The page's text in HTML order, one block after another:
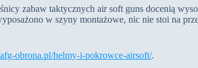
zabaw taktycznych air soft guns docenią
w szyny montażowe, nic nie stoi na
obrona.pl/helmy-i-pokrowce-airsoft/.